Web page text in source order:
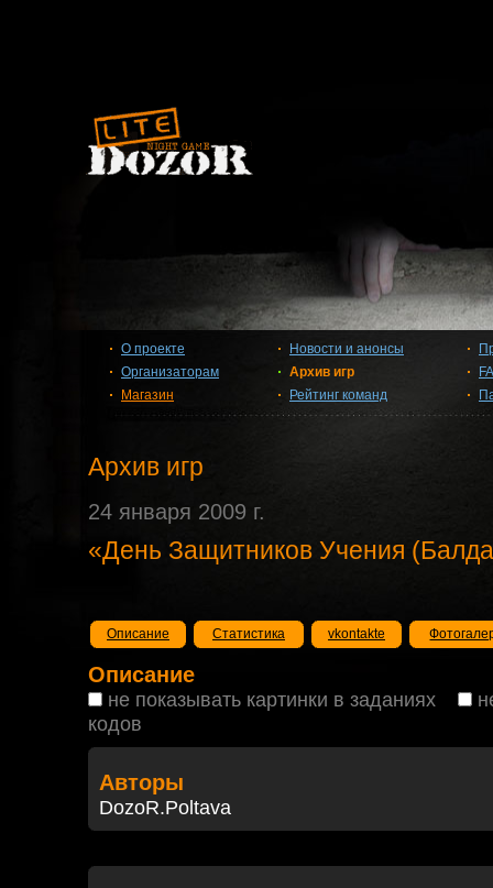
О проекте
Организаторам
Магазин
Новости и анонсы
Архив игр
Рейтинг команд
Архив игр
24 января 2009 г.
«День Защитников Учения
Описание Статистика vkontakte
Описание
не показывать картинки в заданиях
кодов
Авторы
DozoR.Poltava